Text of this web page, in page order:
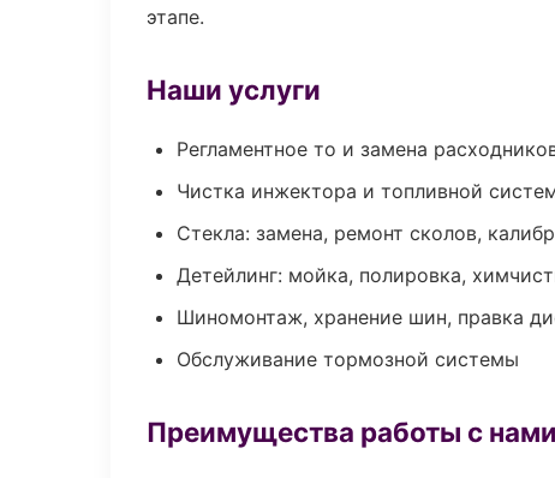
этапе.
Наши услуги
Регламентное то и замена
Чистка инжектора и топливной
Стекла: замена, ремонт сколов,
Детейлинг: мойка, полировка,
Шиномонтаж, хранение шин, правка
Обслуживание тормозной системы
Преимущества работы с нами